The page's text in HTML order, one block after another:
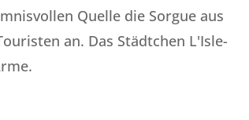
Quelle die Sorgue aus
an. Das Städtchen L'Isle-